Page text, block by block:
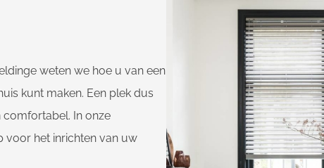
weten we hoe u van een
kunt maken. Een plek dus
comfortabel. In onze
het inrichten van uw